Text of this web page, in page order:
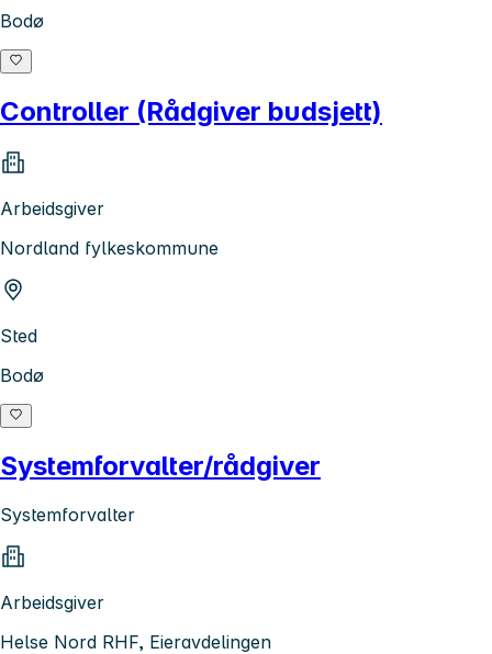
Bodø
Controller (Rådgiver budsjett)
Arbeidsgiver
Nordland fylkeskommune
Sted
Bodø
Systemforvalter/rådgiver
Systemforvalter
Arbeidsgiver
Helse Nord RHF, Eieravdelingen